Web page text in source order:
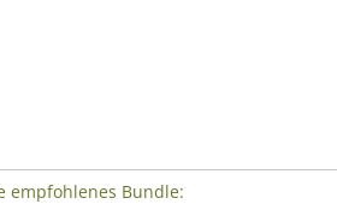
empfohlenes Bundle: